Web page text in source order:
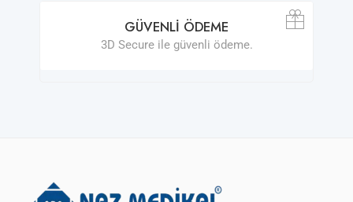
GÜVENLI ÖDEME
3D Secure ile güvenli ödeme.